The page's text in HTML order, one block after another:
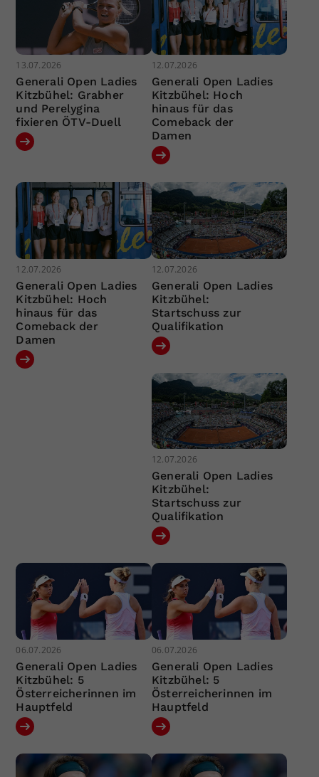
13.07.2026
Generali Open Ladies
Kitzbühel: Grabher
und Perelygina
fixieren ÖTV-Duell
12.07.2026
Generali Open Ladies
Kitzbühel: Hoch
hinaus für das
Comeback der
Damen
12.07.2026
Generali Open Ladies
Kitzbühel: Hoch
hinaus für das
Comeback der
Damen
12.07.2026
Generali Open Ladies
Kitzbühel:
Startschuss zur
Qualifikation
12.07.2026
Generali Open Ladies
Kitzbühel:
Startschuss zur
Qualifikation
06.07.2026
Generali Open Ladies
Kitzbühel: 5
Österreicherinnen im
Hauptfeld
06.07.2026
Generali Open Ladies
Kitzbühel: 5
Österreicherinnen im
Hauptfeld